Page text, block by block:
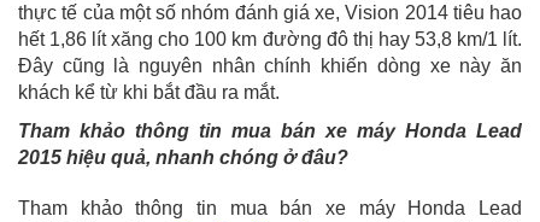
thực tế của một số nhóm đánh giá xe, Vision 2014 tiêu hao
hết 1,86 lít xăng cho 100 km đường đô thị hay 53,8 km/1 lít.
Đây cũng là nguyên nhân chính khiến dòng xe này ăn
khách kể từ khi bắt đầu ra mắt.
Tham khảo thông tin mua bán xe máy Honda Lead
2015 hiệu quả, nhanh chóng ở đâu?
Tham khảo thông tin mua bán xe máy Honda Lead